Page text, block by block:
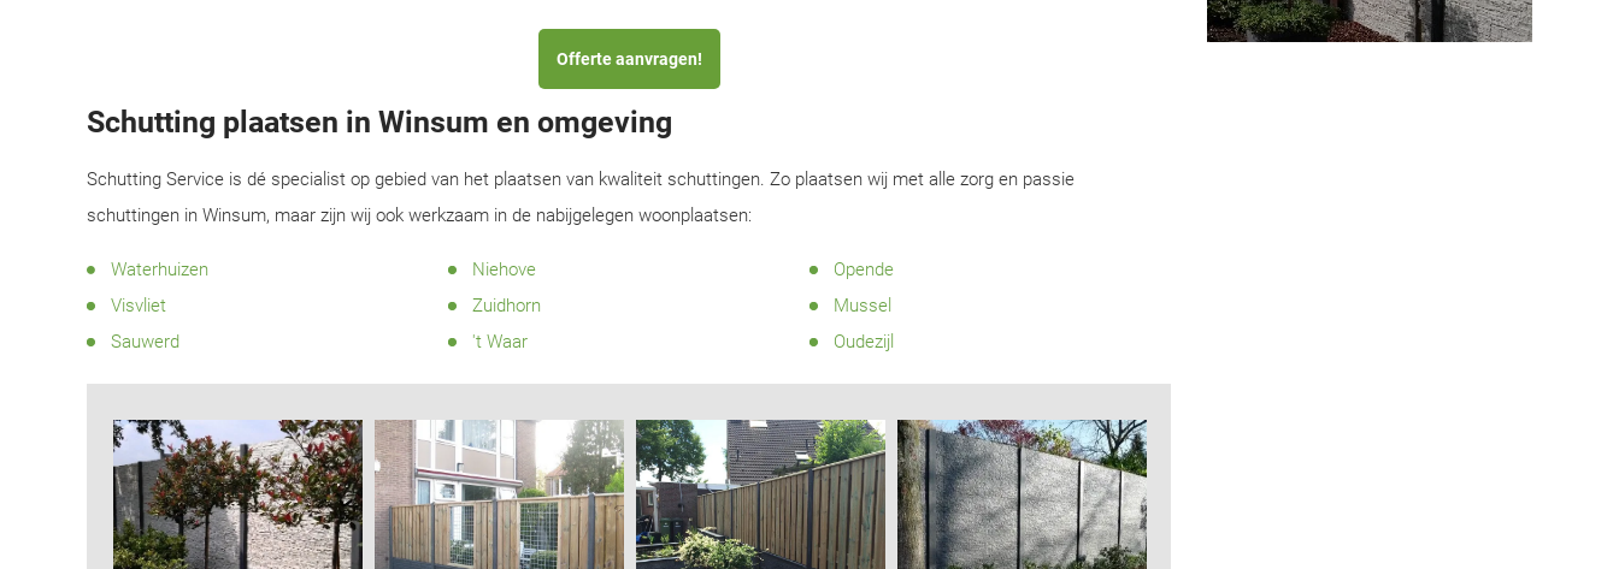
Offerte aanvragen!
Schutting plaatsen in Winsum en omgeving
Schutting Service is dé specialist op gebied van het plaatsen van kwaliteit schuttingen. Zo plaatsen wij met alle zorg en passie
schuttingen in Winsum, maar zijn wij ook werkzaam in de nabijgelegen woonplaatsen:
Waterhuizen Niehove
Opende
Visvliet
Zuidhorn
Mussel
Sauwerd
't Waar Oudezijl